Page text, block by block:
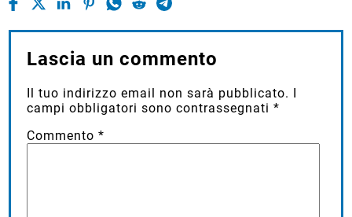
Lascia un commento
Il tuo indirizzo email non sarà pubblicato. I
campi obbligatori sono contrassegnati*
Commento*